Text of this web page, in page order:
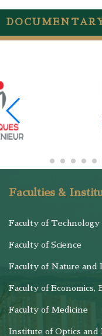
Faculties &
Faculty of Technology
Faculty of Science
Faculty of Nature and
Faculty of Economics,
Faculty of Medicine
Institute of Optics and